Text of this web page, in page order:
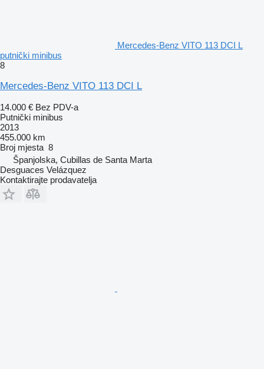
Mercedes-Benz VITO 113 DCI L
putnički minibus
8
Mercedes-Benz VITO 113 DCI L
14.000 € Bez PDV-a
Putnički minibus
2013
455.000 km
Broj mjesta 8
Španjolska, Cubillas de Santa Marta
Desguaces Velázquez
Kontaktirajte prodavatelja